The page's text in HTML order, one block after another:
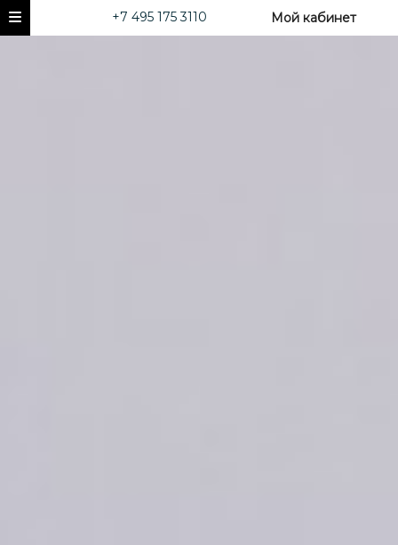
+7 495 175 3110 Мой кабинет